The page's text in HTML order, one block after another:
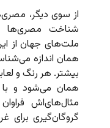
از سوی دیگر،
شناخت مصری‌ها
ملت‌های جهان از
همان اندازه
بیشتر. هر رنگ و
همان می‌شود و با
مثال‌های‌اش
گروگان‌گیری برای